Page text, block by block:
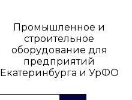
Промышленное и
строительное
оборудование для
предприятий
Екатеринбурга и УрФО